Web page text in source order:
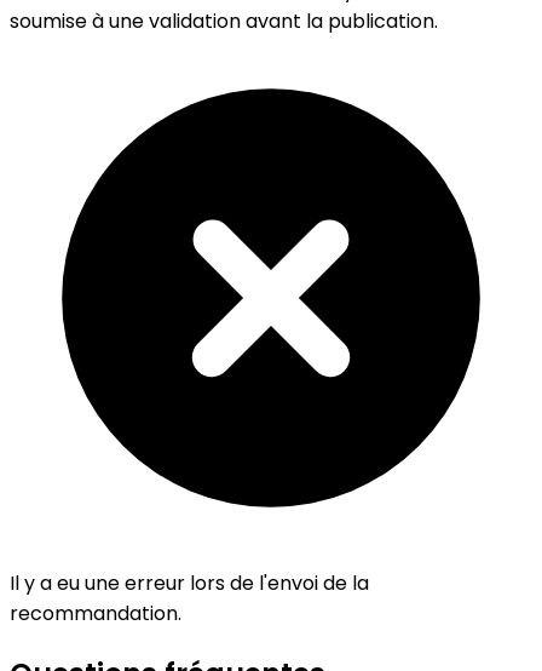
soumise à une validation avant la publication.
Il y a eu une erreur lors de l'envoi de la
recommandation.